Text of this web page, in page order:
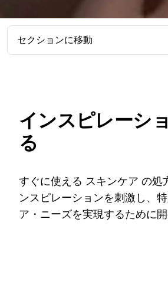
セクションに移動
インスピレーシ
る
すぐに使える スキンケア の処
ンスピレーションを刺激し、
ア・ニーズを実現するために開